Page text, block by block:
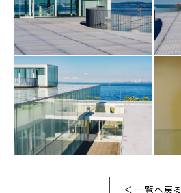
＜ 一覧へ戻る